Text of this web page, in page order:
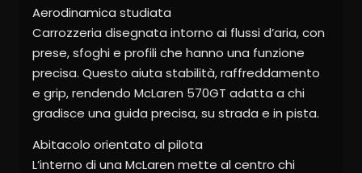
Aerodinamica studiata
Carrozzeria disegnata intorno ai flussi d’aria, con
prese, sfoghi e profili che hanno una funzione
precisa. Questo aiuta stabilità, raffreddamento
e grip, rendendo McLaren 570GT adatta a chi
gradisce una guida precisa, su strada e in pista.
Abitacolo orientato al pilota
L’interno di una McLaren mette al centro chi